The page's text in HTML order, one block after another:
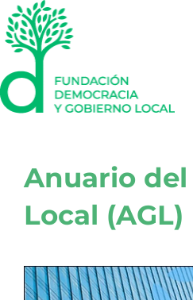
Saltar
al
contenido
Anuario
Local (AGL)